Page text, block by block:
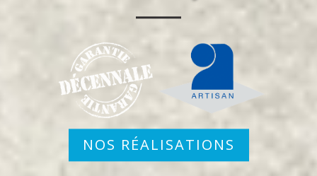
NOS RÉALISATIONS